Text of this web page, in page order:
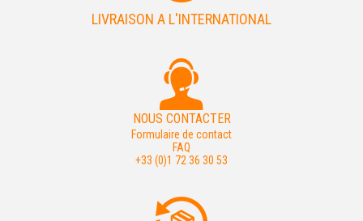
LIVRAISON A L'INTERNATIONAL
NOUS CONTACTER
Formulaire de contact
FAQ
+33 (0)1 72 36 30 53